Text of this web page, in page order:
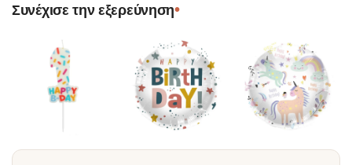
Συνέχισε την εξερεύνηση•